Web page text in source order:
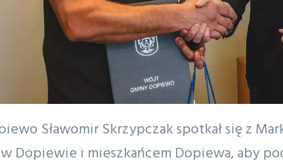
Sławomir Skrzypczak spotkał się z
Dopiewie i mieszkańcem Dopiewa, aby